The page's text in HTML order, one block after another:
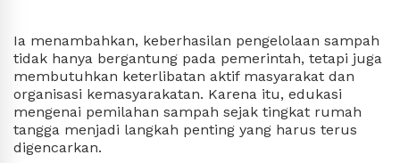
Ia menambahkan, keberhasilan pengelolaan sampah
tidak hanya bergantung pada pemerintah, tetapi juga
membutuhkan keterlibatan aktif masyarakat dan
organisasi kemasyarakatan. Karena itu, edukasi
mengenai pemilahan sampah sejak tingkat rumah
tangga menjadi langkah penting yang harus terus
digencarkan.